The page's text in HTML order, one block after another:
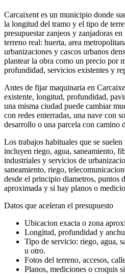
Carcaixent es un municipio donde
la longitud del tramo y el tipo de
presupuestar zanjeos y zanjadoras
terreno real: huerta, area
urbanizaciones y cascos urbanos
plantear la obra como un precio por
profundidad, servicios existentes y
Antes de fijar maquinaria en
existente, longitud, profundidad,
una misma ciudad puede cambiar
con redes enterradas, una nave con
desarrollo o una parcela con camino
Los trabajos habituales que se
incluyen riego, agua, saneamiento,
industriales y servicios de
saneamiento, riego,
desde el principio diametros, puntos
aproximada y si hay planos o
Datos que aceleran el presupuesto
Ubicacion exacta o zona
Longitud, profundidad y
Tipo de servicio: riego, agua,
u otro.
Fotos del terreno, accesos,
Planos, mediciones o croquis